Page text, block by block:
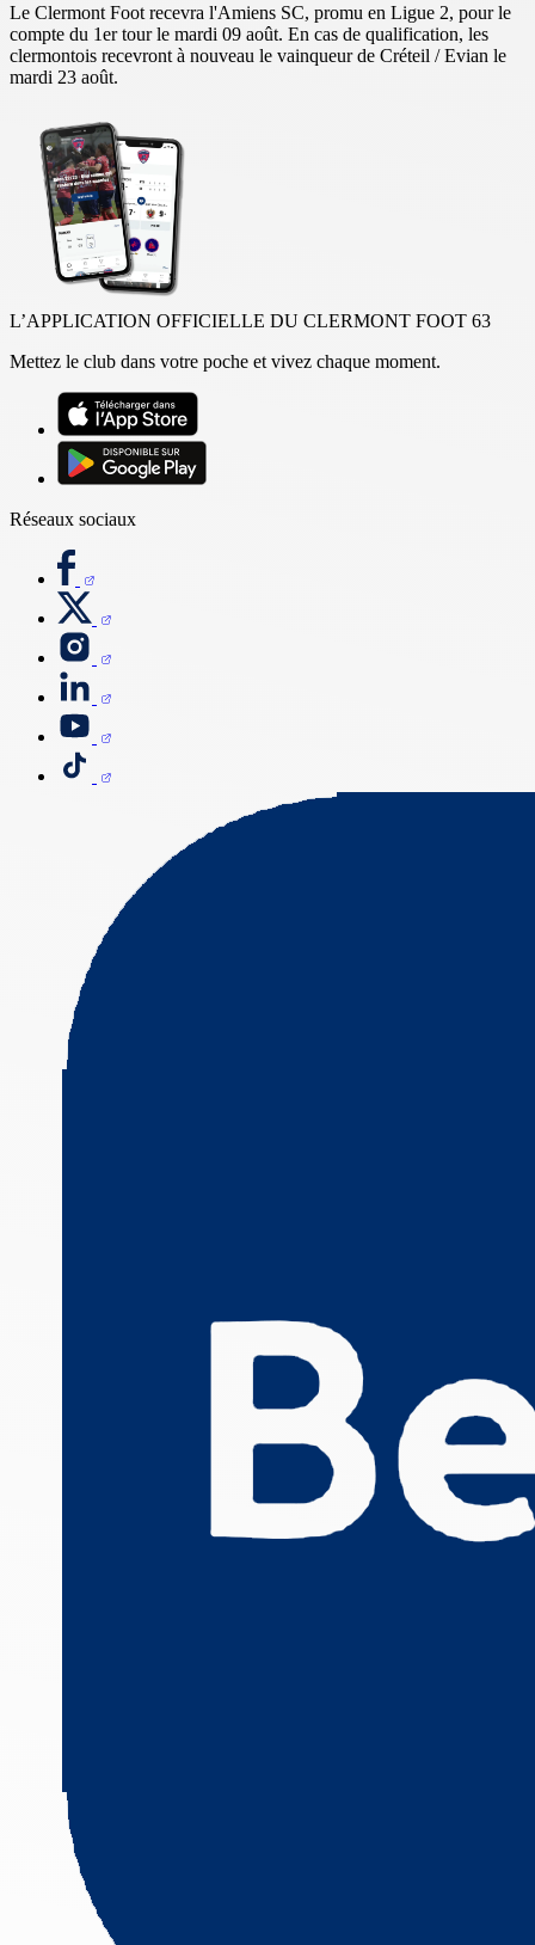
Le Clermont Foot recevra l'Amiens SC, promu en Ligue 2, pour le
compte du 1er tour le mardi 09 août. En cas de qualification, les
clermontois recevront à nouveau le vainqueur de Créteil / Evian le
mardi 23 août.
L’APPLICATION OFFICIELLE DU CLERMONT FOOT 63
Mettez le club dans votre poche et vivez chaque moment.
Réseaux sociaux